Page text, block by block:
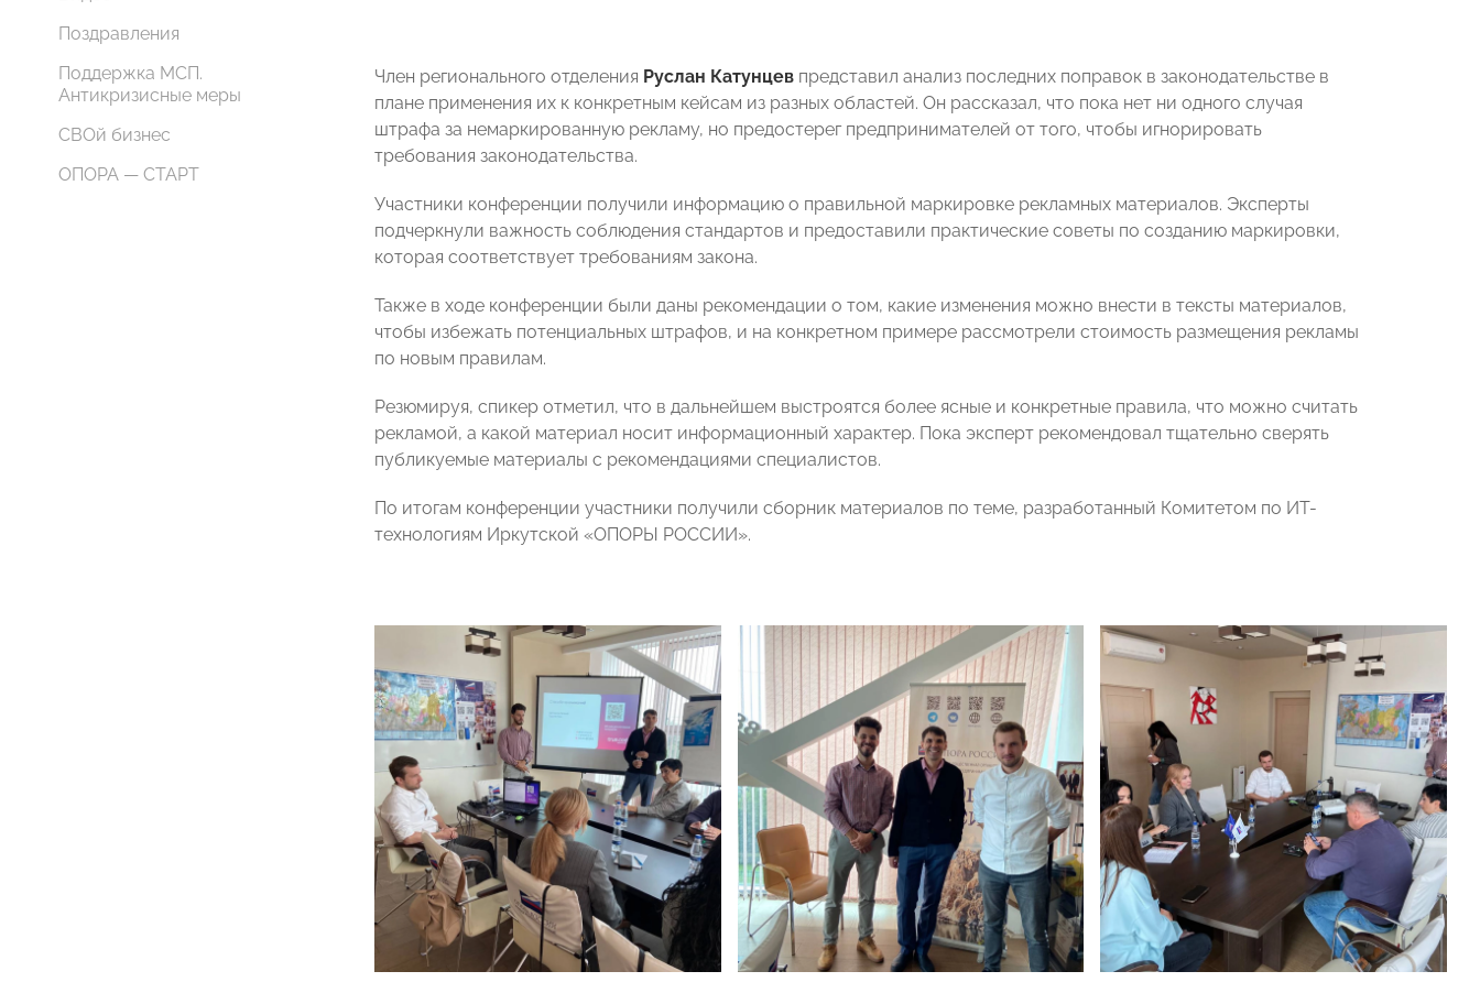
Поздравления
Поддержка МСП.
Антикризисные меры
СВОй бизнес
ОПОРА — СТАРТ
Член регионального отделения Руслан Катунцев представил анализ последних поправок в законодательстве в
плане применения их к конкретным кейсам из разных областей. Он рассказал, что пока нет ни одного случая
штрафа за немаркированную рекламу, но предостерег предпринимателей от того, чтобы игнорировать
требования законодательства.
Участники конференции получили информацию о правильной маркировке рекламных материалов. Эксперты
подчеркнули важность соблюдения стандартов и предоставили практические советы по созданию маркировки,
которая соответствует требованиям закона.
Также в ходе конференции были даны рекомендации о том, какие изменения можно внести в тексты материалов,
чтобы избежать потенциальных штрафов, и на конкретном примере рассмотрели стоимость размещения рекламы
по новым правилам.
Резюмируя, спикер отметил, что в дальнейшем выстроятся более ясные и конкретные правила, что можно считать
рекламой, а какой материал носит информационный характер. Пока эксперт рекомендовал тщательно сверять
публикуемые материалы с рекомендациями специалистов.
По итогам конференции участники получили сборник материалов по теме, разработанный Комитетом по ИТ-
технологиям Иркутской «ОПОРЫ РОССИИ».